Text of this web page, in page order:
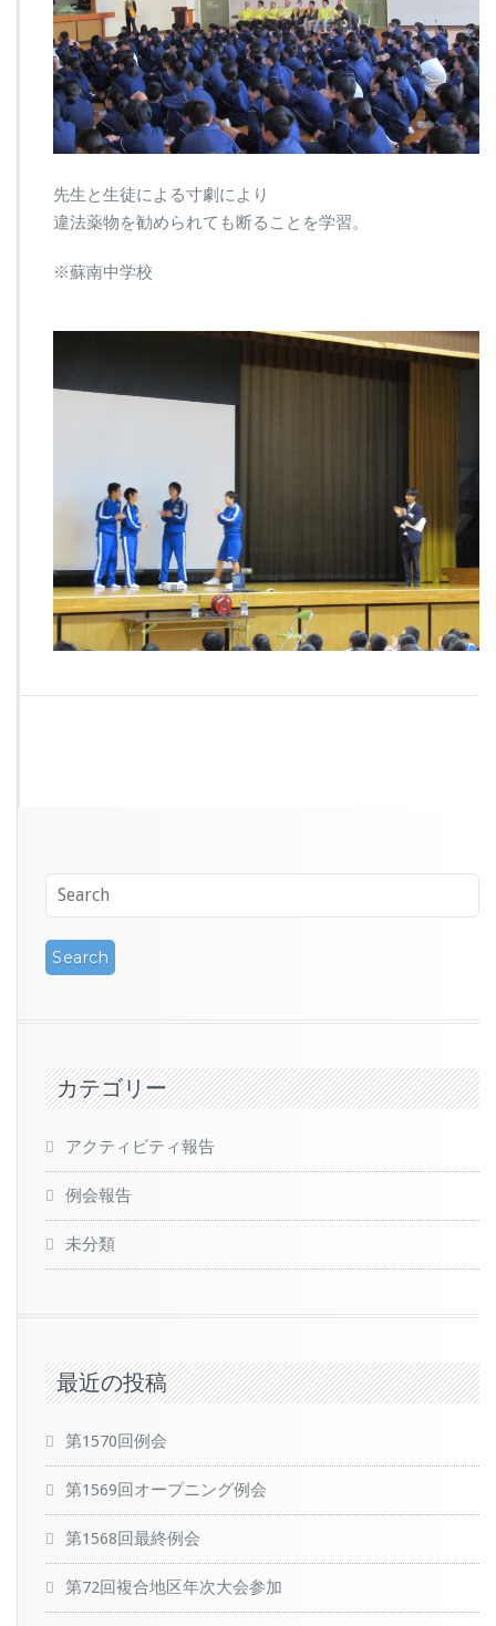
先生と生徒による寸劇により
違法薬物を勧められても断ることを学習。
※蘇南中学校
カテゴリー
アクティビティ報告
例会報告
未分類
最近の投稿
第1570回例会
第1569回オープニング例会
第1568回最終例会
第72回複合地区年次大会参加